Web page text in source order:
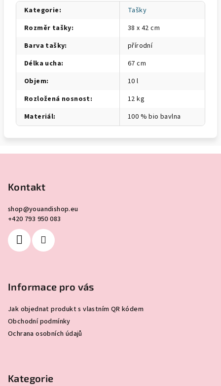
Kategorie:
Tašky
Rozměr tašky:
38 x 42 cm
Barva tašky:
přírodní
Délka ucha:
67 cm
Objem:
10 l
Rozložená nosnost:
12 kg
Materiál: 100 % bio bavlna
Kontakt
shop@youandishop.eu
+420 793 950 083
Informace pro vás
Jak objednat produkt s vlastním QR kódem
Obchodní podmínky
Ochrana osobních údajů
Kategorie